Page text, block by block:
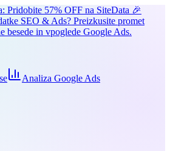
Pridobite 57% OFF na SiteData 🎉
SEO & Ads? Preizkusite promet
besede in vpoglede Google Ads.
Analiza Google Ads